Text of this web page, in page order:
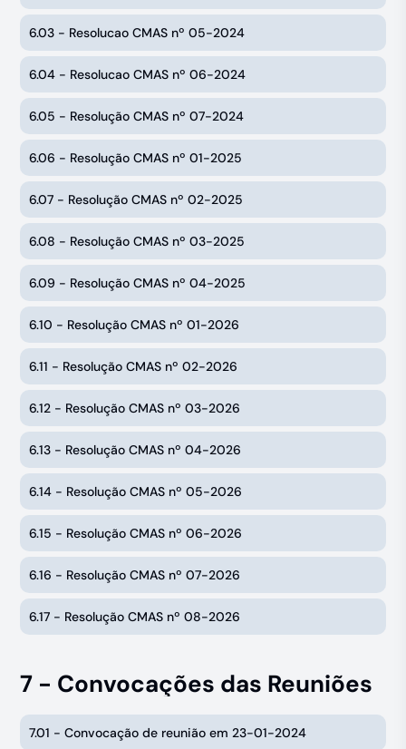
6.03 - Resolucao CMAS nº 05-2024
6.04 - Resolucao CMAS nº 06-2024
6.05 - Resolução CMAS nº 07-2024
6.06 - Resolução CMAS nº 01-2025
6.07 - Resolução CMAS nº 02-2025
6.08 - Resolução CMAS nº 03-2025
6.09 - Resolução CMAS nº 04-2025
6.10 - Resolução CMAS nº 01-2026
6.11 - Resolução CMAS nº 02-2026
6.12 - Resolução CMAS nº 03-2026
6.13 - Resolução CMAS nº 04-2026
6.14 - Resolução CMAS nº 05-2026
6.15 - Resolução CMAS nº 06-2026
6.16 - Resolução CMAS nº 07-2026
6.17 - Resolução CMAS nº 08-2026
7 - Convocações das Reuniões
7.01 - Convocação de reunião em 23-01-2024